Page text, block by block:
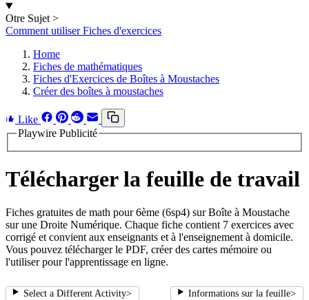
Otre Sujet >
Comment utiliser Fiches d'exercices
Home
Fiches de mathématiques
Fiches d'Exercices de Boîtes à Moustaches
Créer des boîtes à moustaches
Like
Playwire Publicité
Télécharger la feuille de travail
Fiches gratuites de math pour 6ème (6sp4) sur Boîte à Moustache
sur une Droite Numérique. Chaque fiche contient 7 exercices avec
corrigé et convient aux enseignants et à l'enseignement à domicile.
Vous pouvez télécharger le PDF, créer des cartes mémoire ou
l'utiliser pour l'apprentissage en ligne.
Select a Different Activity> Informations sur la feuille>